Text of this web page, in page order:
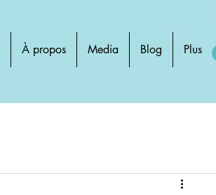
À propos Media Blog Plus